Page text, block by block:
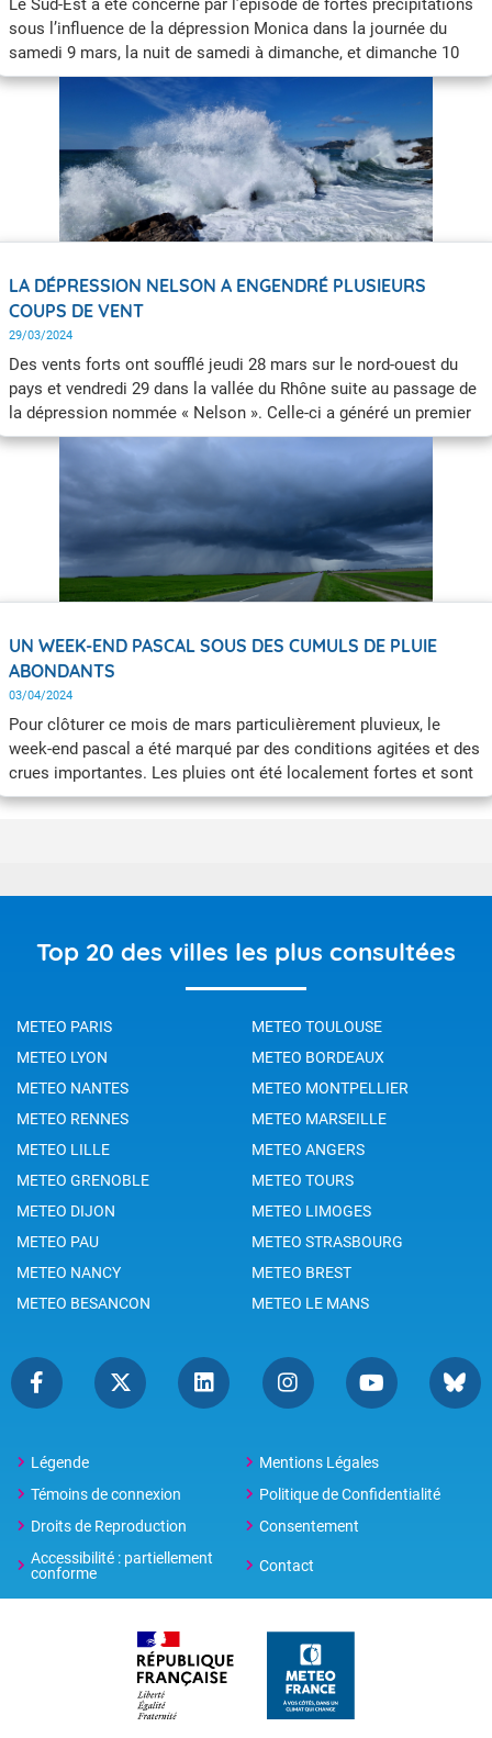
Le Sud-Est a été concerné par l’épisode de fortes précipitations
sous l’influence de la dépression Monica dans la journée du
samedi 9 mars, la nuit de samedi à dimanche, et dimanche 10
mars au matin.
LA DÉPRESSION NELSON A ENGENDRÉ PLUSIEURS
COUPS DE VENT
29/03/2024
Des vents forts ont soufflé jeudi 28 mars sur le nord-ouest du
pays et vendredi 29 dans la vallée du Rhône suite au passage de
la dépression nommée « Nelson ». Celle-ci a généré un premier
coup de vent mercredi soir sur les côtes de l’Atlantique et de la
Manche. Des rafales de 100 km/h à 120 km/h ont été relevées
lors des différentes salves.
UN WEEK-END PASCAL SOUS DES CUMULS DE PLUIE
ABONDANTS
03/04/2024
Pour clôturer ce mois de mars particulièrement pluvieux, le
week-end pascal a été marqué par des conditions agitées et des
crues importantes. Les pluies ont été localement fortes et sont
arrivées sur des sols détrempés. Ces conditions ont favorisé
Top 20 des villes les plus consultées
METEO PARIS
METEO TOULOUSE
METEO LYON
METEO BORDEAUX
METEO NANTES
METEO MONTPELLIER
METEO RENNES
METEO MARSEILLE
METEO LILLE
METEO ANGERS
METEO GRENOBLE
METEO TOURS
METEO DIJON
METEO LIMOGES
METEO PAU
METEO STRASBOURG
METEO NANCY
METEO BREST
METEO BESANCON
METEO LE MANS
Légende
Mentions Légales
Témoins de connexion
Politique de Confidentialité
Droits de Reproduction
Consentement
Accessibilité : partiellement
conforme
Contact